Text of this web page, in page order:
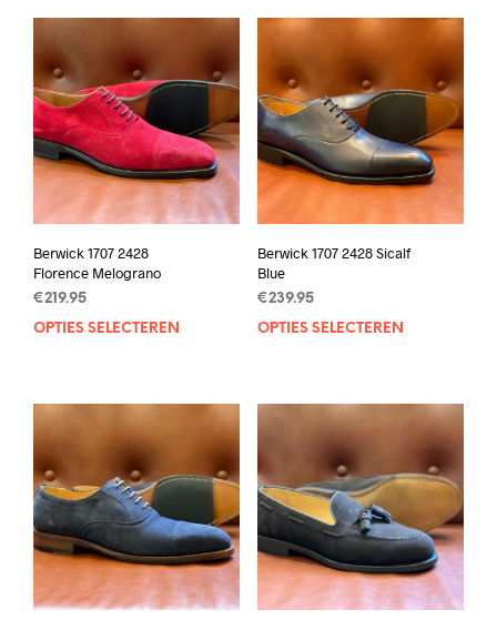
Berwick 1707 2428
Florence Melograno
€219.95
OPTIES SELECTEREN
Dit
meerdere
optie
kan
gekozen
worden
op
productpagina
Berwick 1707 2428 Sicalf
Blue
€239.95
OPTIES SELECTEREN
kan
op